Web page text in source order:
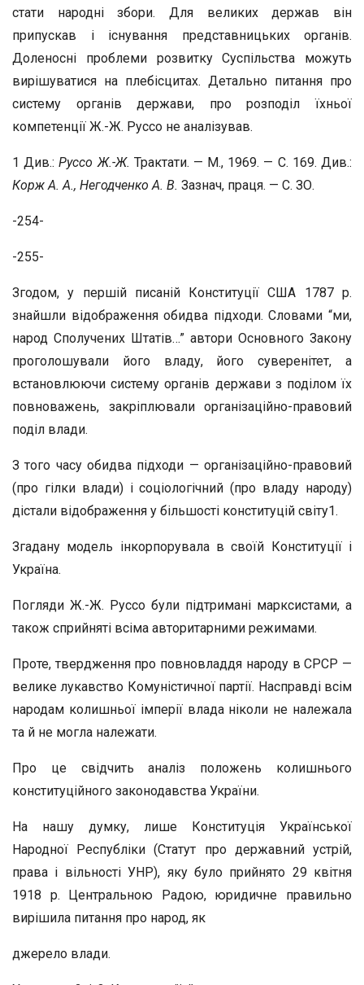
стати народні збори. Для великих держав він
припускав і існування представницьких органів.
Доленосні проблеми розвитку Суспільства можуть
вирішуватися на плебісцитах. Детально питання про
систему органів держави, про розподіл їхньої
компетенції Ж.-Ж. Руссо не аналізував.
1 Див.:Руссо Ж.-Ж. Трактати. — М., 1969. — С. 169. Див.:
Корж А. А., Негодченко А. В. Зазнач, праця. — С. ЗО.
-254-
-255-
Згодом, у першій писаній Конституції США 1787 р.
знайшли відображення обидва підходи. Словами “ми,
народ Сполучених Штатів…” автори Основного Закону
проголошували його владу, його суверенітет, а
встановлюючи систему органів держави з поділом їх
повноважень, закріплювали організаційно-правовий
поділ влади.
З того часу обидва підходи — організаційно-правовий
(про гілки влади) і соціологічний (про владу народу)
дістали відображення у більшості конституцій світу1.
Згадану модель інкорпорувала в своїй Конституції і
Україна.
Погляди Ж.-Ж. Руссо були підтримані марксистами, а
також сприйняті всіма авторитарними режимами.
Проте, твердження про повновладдя народу в СРСР —
велике лукавство Комуністичної партії. Насправді всім
народам колишньої імперії влада ніколи не належала
та й не могла належати.
Про це свідчить аналіз положень колишнього
конституційного законодавства України.
На нашу думку, лише Конституція Української
Народної Республіки (Статут про державний устрій,
права і вільності УНР), яку було прийнято 29 квітня
1918 р. Центральною Радою, юридичне правильно
вирішила питання про народ, як
джерело влади.